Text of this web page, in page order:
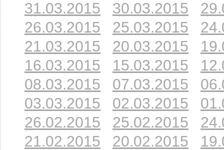
31.03.2015
30.03.2015
26.03.2015
25.03.2015
21.03.2015
20.03.2015
16.03.2015
15.03.2015
08.03.2015
07.03.2015
03.03.2015
02.03.2015
26.02.2015
25.02.2015
21.02.2015
20.02.2015